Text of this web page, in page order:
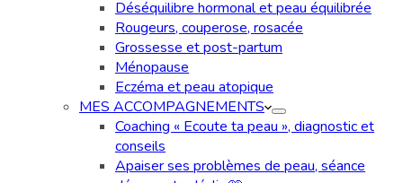
Déséquilibre hormonal et peau équilibrée
Rougeurs, couperose, rosacée
Grossesse et post-partum
Ménopause
Eczéma et peau atopique
MES ACCOMPAGNEMENTS
Coaching « Ecoute ta peau », diagnostic et
conseils
Apaiser ses problèmes de peau, séance